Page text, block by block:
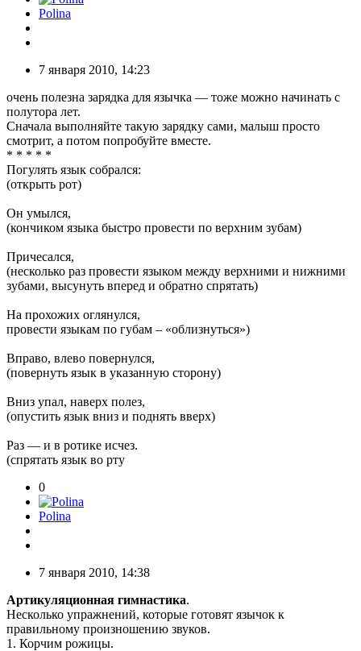
Polina
7 января 2010, 14:23
очень полезна зарядка для язычка — тоже можно начинать с
полутора лет.
Сначала выполняйте такую зарядку сами, малыш просто
смотрит, а потом попробуйте вместе.
* * * * *
Погулять язык собрался:
(открыть рот)
Он умылся,
(кончиком языка быстро провести по верхним зубам)
Причесался,
(несколько раз провести языком между верхними и нижними
зубами, высунуть вперед и обратно спрятать)
На прохожих оглянулся,
провести языкам по губам – «облизнуться»)
Вправо, влево повернулся,
(повернуть язык в указанную сторону)
Вниз упал, наверх полез,
(опустить язык вниз и поднять вверх)
Раз — и в ротике исчез.
(спрятать язык во рту
0
Polina
7 января 2010, 14:38
Артикуляционная гимнастика.
Несколько упражнений, которые готовят язычок к
правильному произношению звуков.
1. Корчим рожицы.